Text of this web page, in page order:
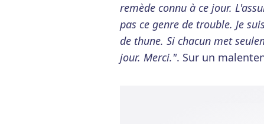
remède connu à ce jour.
pas ce genre de trouble. Je
de thune. Si chacun met
jour. Merci.". Sur un